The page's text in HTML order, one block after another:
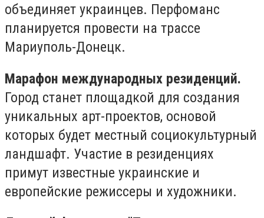
объединяет украинцев. Перфоманс
планируется провести на трассе
Мариуполь-Донецк.
Марафон международных резиденций.
Город станет площадкой для создания
уникальных арт-проектов, основой
которых будет местный социокультурный
ландшафт. Участие в резиденциях
примут известные украинские и
европейские режиссеры и художники.